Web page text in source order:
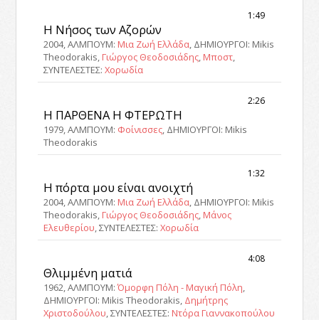
1:49
Η Νήσος των Αζορών
2004, ΑΛΜΠΟΥΜ: Μια Ζωή Ελλάδα, ΔΗΜΙΟΥΡΓΟΙ: Mikis
Theodorakis, Γιώργος Θεοδοσιάδης, Μποστ,
ΣΥΝΤΕΛΕΣΤΕΣ:Χορωδία
2:26
Η ΠΑΡΘΕΝΑ Η ΦΤΕΡΩΤΗ
1979, ΑΛΜΠΟΥΜ: Φοίνισσες, ΔΗΜΙΟΥΡΓΟΙ: Mikis
Theodorakis
1:32
Η πόρτα μου είναι ανοιχτή
2004, ΑΛΜΠΟΥΜ: Μια Ζωή Ελλάδα, ΔΗΜΙΟΥΡΓΟΙ: Mikis
Theodorakis, Γιώργος Θεοδοσιάδης, Μάνος
Ελευθερίου, ΣΥΝΤΕΛΕΣΤΕΣ:Χορωδία
4:08
Θλιμμένη ματιά
1962, ΑΛΜΠΟΥΜ:Όμορφη Πόλη - Μαγική Πόλη,
ΔΗΜΙΟΥΡΓΟΙ: Mikis Theodorakis, Δημήτρης
Χριστοδούλου, ΣΥΝΤΕΛΕΣΤΕΣ: Ντόρα Γιαννακοπούλου